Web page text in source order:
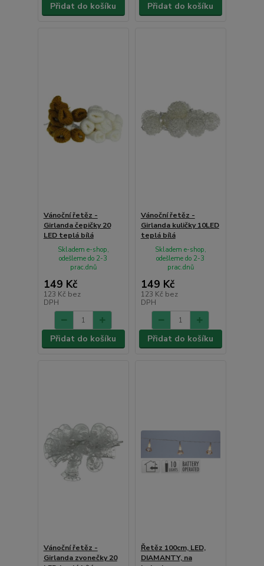
Přidat do košíku Přidat do košíku
Vánoční řetěz -
Girlanda čepičky 20
LED teplá bílá
149 Kč
123 Kč bez
DPH
Skladem e-shop,
odešleme do 2-3
prac.dnů
Přidat do košíku
Vánoční řetěz -
Girlanda kuličky 10LED
teplá bílá
149 Kč
123 Kč bez
DPH
Skladem e-shop,
odešleme do 2-3
prac.dnů
Přidat do košíku
Vánoční řetěz -
Girlanda zvonečky 20
Řetěz 100cm, LED,
DIAMANTY, na